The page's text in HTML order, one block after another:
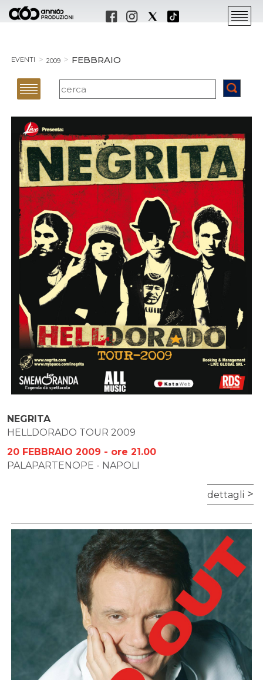
EVENTI 2009 FEBBRAIO
NEGRITA
HELLDORADO TOUR 2009
20 FEBBRAIO 2009 - ore 21.00
PALAPARTENOPE - NAPOLI
dettagli